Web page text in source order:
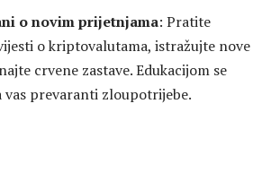
o novim prijetnjama: Pratite
o kriptovalutama, istražujte nove
crvene zastave. Edukacijom se
vas prevaranti zloupotrijebe.